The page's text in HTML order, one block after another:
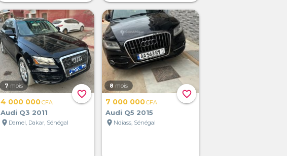
favorite_border
7 mois
4 000 000CFA
Audi Q3 2011
location_on Damel, Dakar, Sénégal
favorite_border
8 mois
7 000 000CFA
Audi Q5 2015
location_on Ndiass, Sénégal